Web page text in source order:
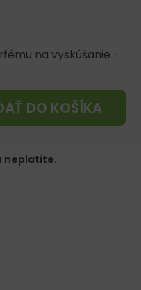
na vyskúšanie -
DO KOŠÍKA
neplatíte.